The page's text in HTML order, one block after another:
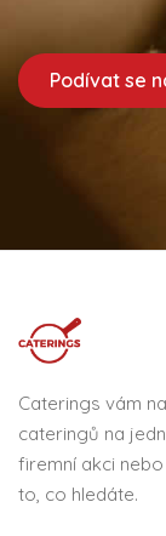
Podívat se
Caterings vám
cateringů na
firemní akci
to, co hledáte.